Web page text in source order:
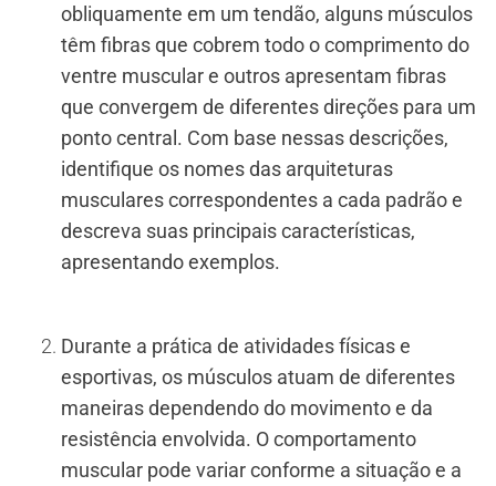
obliquamente em um tendão, alguns músculos
têm fibras que cobrem todo o comprimento do
ventre muscular e outros apresentam fibras
que convergem de diferentes direções para um
ponto central. Com base nessas descrições,
identifique os nomes das arquiteturas
musculares correspondentes a cada padrão e
descreva suas principais características,
apresentando exemplos.
Durante a prática de atividades físicas e
esportivas, os músculos atuam de diferentes
maneiras dependendo do movimento e da
resistência envolvida. O comportamento
muscular pode variar conforme a situação e a